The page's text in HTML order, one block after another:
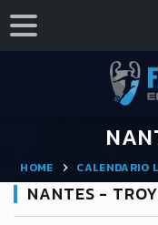
HOME CALENDARIO
NANTES -